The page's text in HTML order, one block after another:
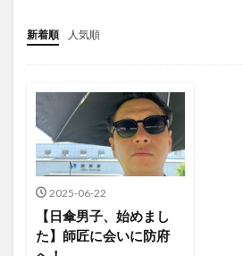
新着順 人気順
2025-06-22
【日傘男子、始めまし
た】師匠に会いに防府